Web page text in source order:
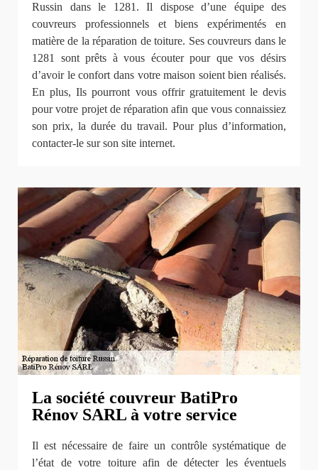
Russin dans le 1281. Il dispose d’une équipe des
couvreurs professionnels et biens expérimentés en
matière de la réparation de toiture. Ses couvreurs dans le
1281 sont prêts à vous écouter pour que vos désirs
d’avoir le confort dans votre maison soient bien réalisés.
En plus, Ils pourront vous offrir gratuitement le devis
pour votre projet de réparation afin que vous connaissiez
son prix, la durée du travail. Pour plus d’information,
contacter-le sur son site internet.
La société couvreur BatiPro
Rénov SARL à votre service
Il est nécessaire de faire un contrôle systématique de
l’état de votre toiture afin de détecter les éventuels